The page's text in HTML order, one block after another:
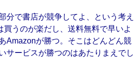
分で書店が競争してよ、という考え
買うのが楽だし、送料無料で早いよ
Amazonが勝つ。そこはどんどん競
サービスが勝つのはあたりまえでし